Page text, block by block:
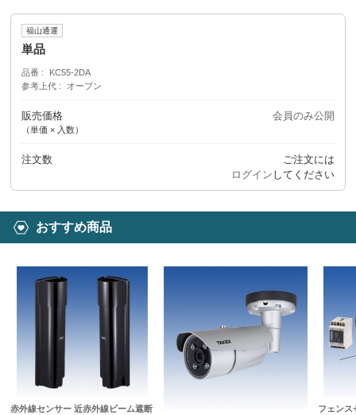
福山通運
単品
品番
KC55-2DA
参考上代
オープン
販売価格
（単価 × 入数）
会員のみ公開
注文数
ご注文には
ログイン してください
おすすめ商品
赤外線センサー 近赤外線ビーム遮断
フェンス